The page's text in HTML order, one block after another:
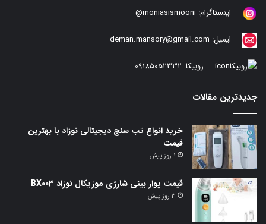
اینستاگرام: moniasismooni@
ایمیل: deman.mansory@gmail.com
روبیکا: 09185052332
جدیدترین مقالات
خرید انواع تب سنج دیجیتالی نوزاد با بهترین
قیمت
1 روز پیش
قیمت پوار بینی شارژی موزیکال نوزاد BX003
3 روز پیش